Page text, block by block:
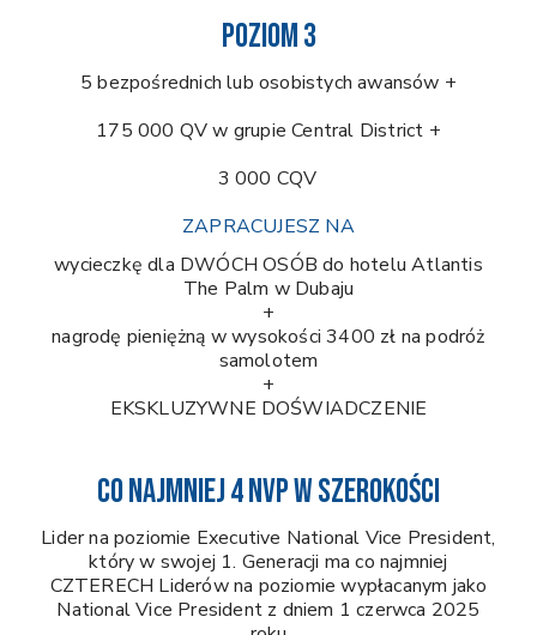
POZIOM 3
5 bezpośrednich lub osobistych awansów +
175 000 QV w grupie Central District +
3 000 CQV
ZAPRACUJESZ NA
wycieczkę dla DWÓCH OSÓB do hotelu Atlantis
The Palm w Dubaju
+
nagrodę pieniężną w wysokości 3400 zł na podróż
samolotem
+
EKSKLUZYWNE DOŚWIADCZENIE
CO NAJMNIEJ 4 NVP W SZEROKOŚCI
Lider na poziomie Executive National Vice President,
który w swojej 1. Generacji ma co najmniej
CZTERECH Liderów na poziomie wypłacanym jako
National Vice President z dniem 1 czerwca 2025